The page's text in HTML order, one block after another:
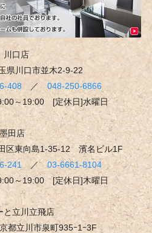
川口店
県川口市並木2-9-22
408 ／ 048-250-6866
19:00 [定休日]水曜日
墨田店
区東向島1-35-12 濱名ビル1F
241 ／03-6661-8104
19:00 [定休日]木曜日
と立川立飛店
都立川市泉町935ｰ1ｰ3F